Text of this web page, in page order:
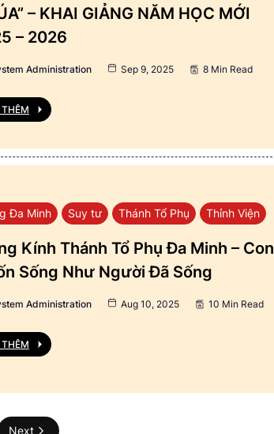
– KHAI GIẢNG NĂM HỌC MỚI
– 2026
Administration Sep 9, 2025 8 Min Read
Đa Minh Suy tư Thánh Tổ Phụ Thỉnh Viện
Kính Thánh Tổ Phụ Đa Minh – Con
Sống Như Người Đã Sống
Administration Aug 10, 2025 10 Min Read
Next